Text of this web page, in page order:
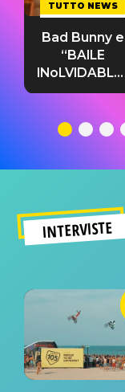
TUTTO NEWS
Bad Bunny e
“BAILE
INoLVIDABLE”:
testo,
significato
INTERVISTE